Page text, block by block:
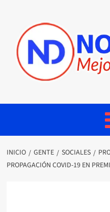
INICIO GENTE SOCIALES
PROPAGACIÓN COVID-19 EN